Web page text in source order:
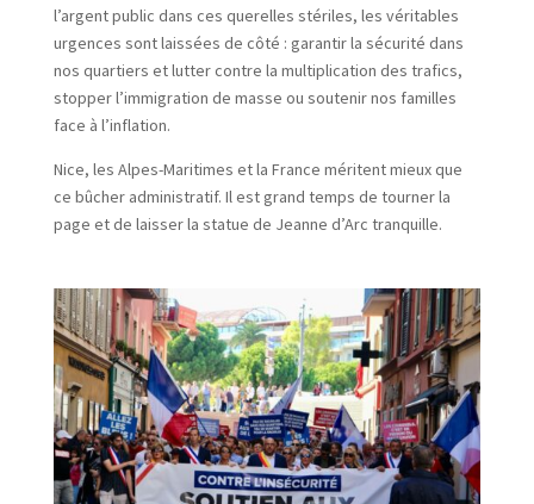
l’argent public dans ces querelles stériles, les véritables
urgences sont laissées de côté : garantir la sécurité dans
nos quartiers et lutter contre la multiplication des trafics,
stopper l’immigration de masse ou soutenir nos familles
face à l’inflation.
Nice, les Alpes-Maritimes et la France méritent mieux que
ce bûcher administratif. Il est grand temps de tourner la
page et de laisser la statue de Jeanne d’Arc tranquille.